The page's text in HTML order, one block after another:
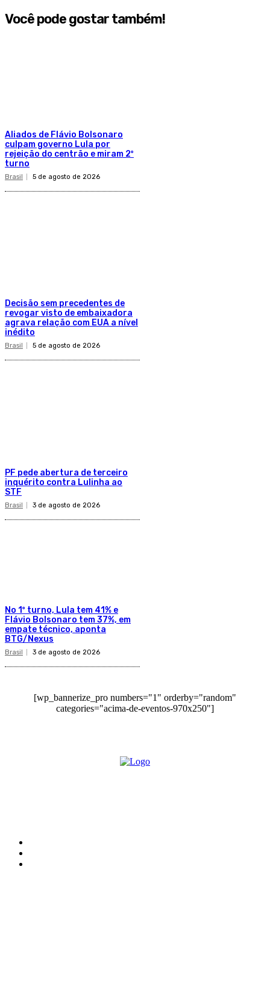
Você pode gostar também!
Aliados de Flávio Bolsonaro
culpam governo Lula por
rejeição do centrão e miram 2º
turno
Brasil 5 de agosto de 2026
Decisão sem precedentes de
revogar visto de embaixadora
agrava relação com EUA a nível
inédito
Brasil 5 de agosto de 2026
PF pede abertura de terceiro
inquérito contra Lulinha ao
STF
Brasil 3 de agosto de 2026
No 1º turno, Lula tem 41% e
Flávio Bolsonaro tem 37%, em
empate técnico, aponta
BTG/Nexus
Brasil 3 de agosto de 2026
[wp_bannerize_pro numbers="1" orderby="random"
categories="acima-de-eventos-970x250"]